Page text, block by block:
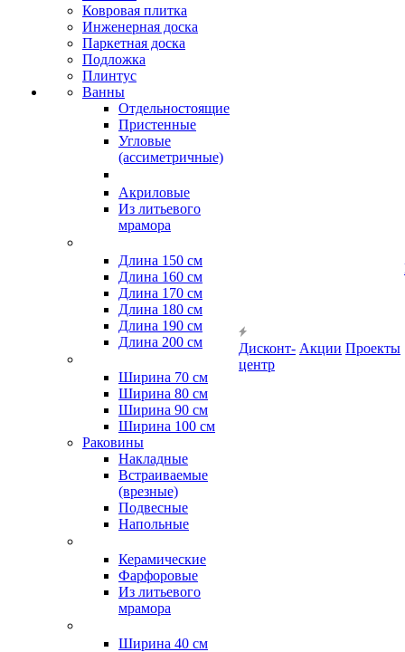
Ковровая плитка
Инженерная доска
Паркетная доска
Подложка
Плинтус
Ванны
Отдельностоящие
Пристенные
Угловые
(ассиметричные)
Акриловые
Из литьевого
мрамора
Длина 150 см
Длина 160 см
Длина 170 см
Длина 180 см
Длина 190 см
Длина 200 см
Ширина 70 см
Ширина 80 см
Ширина 90 см
Ширина 100 см
Раковины
Накладные
Встраиваемые
(врезные)
Подвесные
Напольные
Керамические
Фарфоровые
Из литьевого
мрамора
Ширина 40 см
Дисконт-
центр
Акции Проекты